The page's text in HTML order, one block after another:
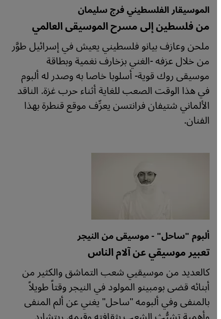
الموسيقار الفلسطيني فرج سليمان
من فلسطين إلى مسرح الموسيقى العالمي
ملحن وعازف بيانو فلسطيني يعيش في إسرائيل طوَّر
من خلال عزفه -الغني بزخارف نغمية وبطاقة
موسيقى روك قوية- أسلوبا خاصا به وصدر له ألبوم
في هذا الوقت الصعب للغاية أثناء حرب غزة. الناقد
الألماني شتيفان فرانتسن يعرِّف موقع قنطرة بهذا
الفنان.
ألبوم "ساحل" - موسيقى من النيجر
تعبير موسيقي عن آلام الناس
كالعديد من موسيقيي شعب التماشق والكثير من
أبنائه قضى بومبينو المولود في النيجر وقتاً طويلاً
بالمنفى وفي ألبومه "ساحل" يغني عن ألم المنفى